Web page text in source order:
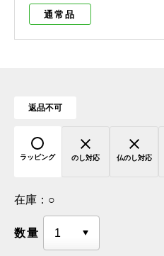
通常品
返品不可
ラッピング のし対応 仏のし対応
在庫： ○
数量